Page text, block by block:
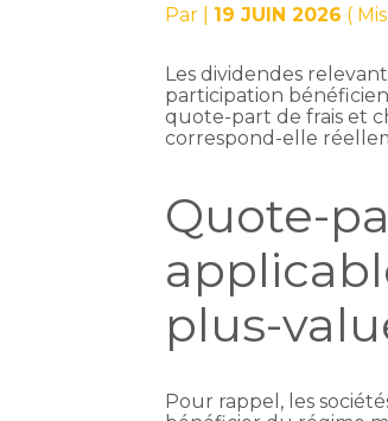
Par 19 JUIN 2026 (
Les dividendes
participation
quote-part de frais et
correspond-elle
Quote-
plus-
Pour rappel, les